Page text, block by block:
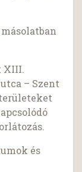
XIII.
– Szent
és